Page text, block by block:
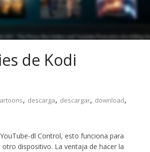
de Kodi
, descarga, descargar, download,
dl Control, esto funciona para
dispositivo. La ventaja de hacer la